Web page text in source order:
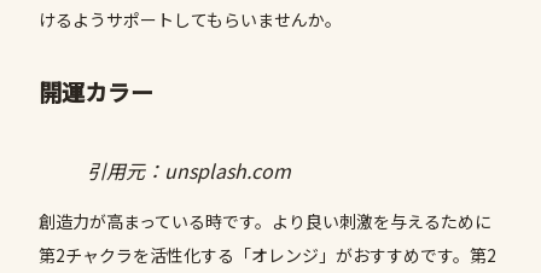
けるようサポートしてもらいませんか。
開運カラー
引用元：unsplash.com
創造力が高まっている時です。より良い刺激を与えるために
第2チャクラを活性化する「オレンジ」がおすすめです。第2